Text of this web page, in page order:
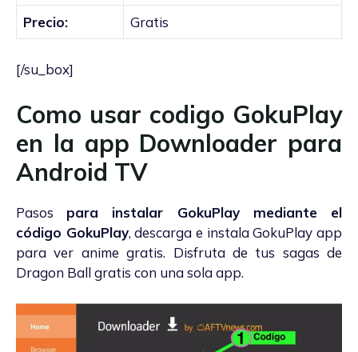
Precio: Gratis
[/su_box]
Como usar codigo GokuPlay
en la app Downloader para
Android TV
Pasos para instalar GokuPlay mediante el
código GokuPlay, descarga e instala GokuPlay app
para ver anime gratis. Disfruta de tus sagas de
Dragon Ball gratis con una sola app.